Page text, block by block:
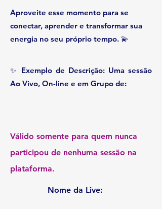
Aproveite esse momento para se
conectar, aprender e transformar sua
energia no seu próprio tempo. 💫
✨ Exemplo de Descrição: Uma sessão
Ao Vivo, On-line e em Grupo de:
Válido somente para quem nunca
participou de nenhuma sessão na
plataforma.
Nome da Live: